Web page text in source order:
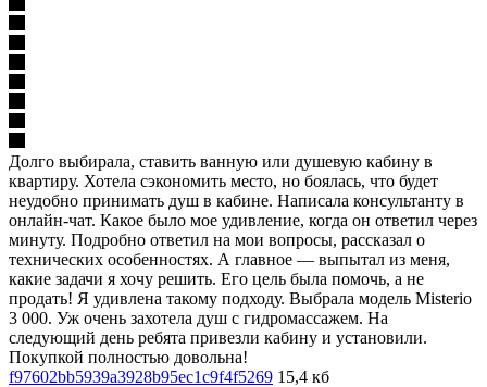
Долго выбирала, ставить ванную или душевую кабину в
квартиру. Хотела сэкономить место, но боялась, что будет
неудобно принимать душ в кабине. Написала консультанту в
онлайн-чат. Какое было мое удивление, когда он ответил через
минуту. Подробно ответил на мои вопросы, рассказал о
технических особенностях. А главное — выпытал из меня,
какие задачи я хочу решить. Его цель была помочь, а не
продать! Я удивлена такому подходу. Выбрала модель Misterio
3 000. Уж очень захотела душ с гидромассажем. На
следующий день ребята привезли кабину и установили.
Покупкой полностью довольна!
f97602bb5939a3928b95ec1c9f4f5269 15,4 кб